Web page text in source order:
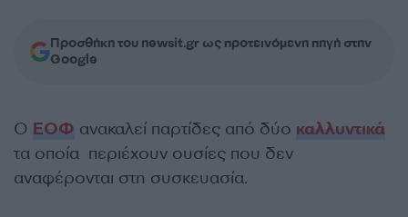
Προσθήκη του newsit.gr ως προτεινόμενη πηγή στην
Google
Ο ΕΟΦ ανακαλεί παρτίδες από δύο καλλυντικά
τα οποία περιέχουν ουσίες που δεν
αναφέρονται στη συσκευασία.